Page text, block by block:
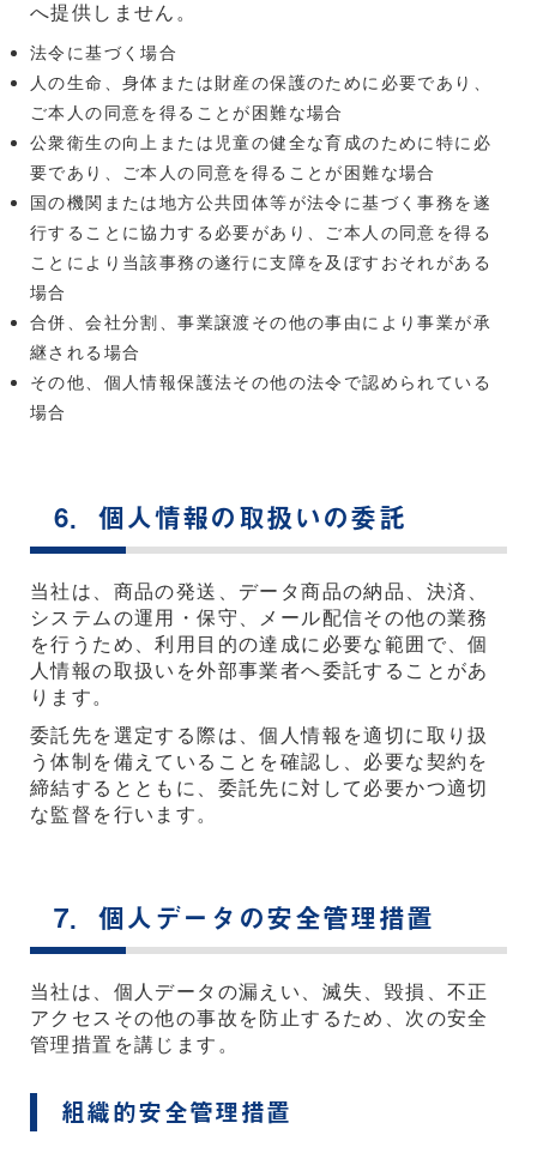
へ提供しません。
法令に基づく場合
人の生命、身体または財産の保護のために必要であり、
ご本人の同意を得ることが困難な場合
公衆衛生の向上または児童の健全な育成のために特に必
要であり、ご本人の同意を得ることが困難な場合
国の機関または地方公共団体等が法令に基づく事務を遂
行することに協力する必要があり、ご本人の同意を得る
ことにより当該事務の遂行に支障を及ぼすおそれがある
場合
合併、会社分割、事業譲渡その他の事由により事業が承
継される場合
その他、個人情報保護法その他の法令で認められている
場合
6．個人情報の取扱いの委託
当社は、商品の発送、データ商品の納品、決済、
システムの運用・保守、メール配信その他の業務
を行うため、利用目的の達成に必要な範囲で、個
人情報の取扱いを外部事業者へ委託することがあ
ります。
委託先を選定する際は、個人情報を適切に取り扱
う体制を備えていることを確認し、必要な契約を
締結するとともに、委託先に対して必要かつ適切
な監督を行います。
7．個人データの安全管理措置
当社は、個人データの漏えい、滅失、毀損、不正
アクセスその他の事故を防止するため、次の安全
管理措置を講じます。
組織的安全管理措置